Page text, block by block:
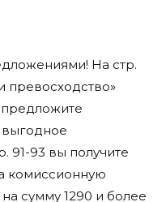
На стр.
превосходство»
91-93 вы получите
комиссионную
сумму 1290 и более